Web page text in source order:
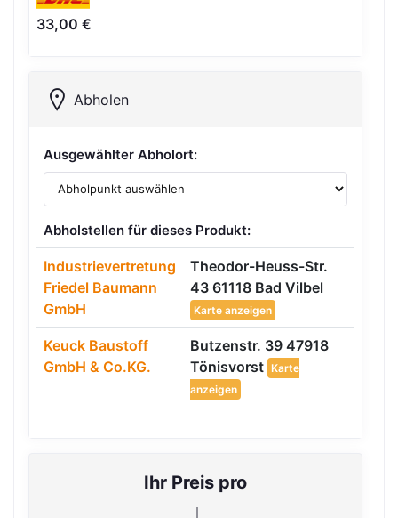
33,00 €
Abholen
Ausgewählter Abholort:
Abholstellen für dieses Produkt:
Industrievertretung
Friedel Baumann
GmbH
Theodor-Heuss-Str.
43 61118 Bad Vilbel
Karte anzeigen
Keuck Baustoff
GmbH & Co.KG.
Butzenstr. 39 47918
Tönisvorst Karte
anzeigen
Ihr Preis pro